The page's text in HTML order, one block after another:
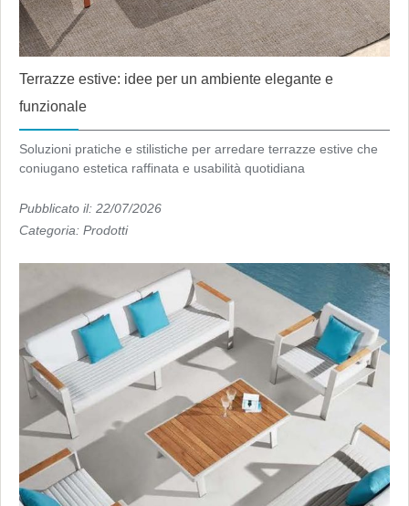
Terrazze estive: idee per un ambiente elegante e
funzionale
Soluzioni pratiche e stilistiche per arredare terrazze estive che
coniugano estetica raffinata e usabilità quotidiana
Pubblicato il: 22/07/2026
Categoria: Prodotti